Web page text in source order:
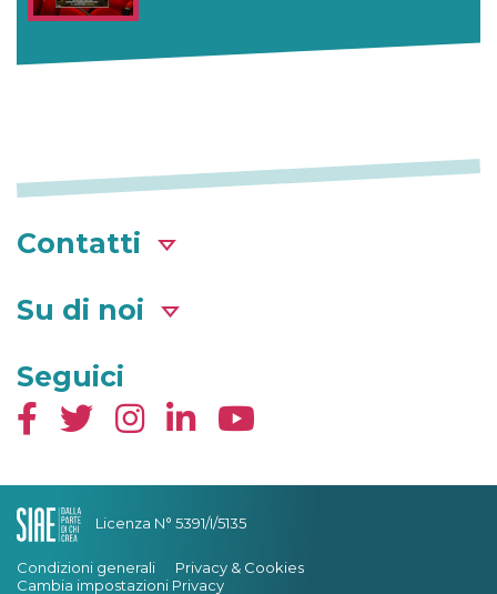
Contatti
Su di noi
Seguici
Licenza N° 5391/I/5135
Condizioni generali
Privacy & Cookies
Cambia impostazioni Privacy